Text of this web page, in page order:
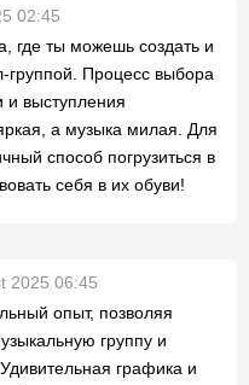
02:45
где ты можешь создать и
группой. Процесс выбора
и выступления
а музыка милая. Для
способ погрузиться в
себя в их обуви!
2025 06:45
опыт, позволяя
группу и
графика и